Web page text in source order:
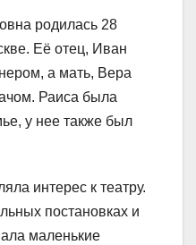
родилась 28
Её отец, Иван
а мать, Вера
Раиса была
у нее также был
интерес к театру.
постановках и
маленькие